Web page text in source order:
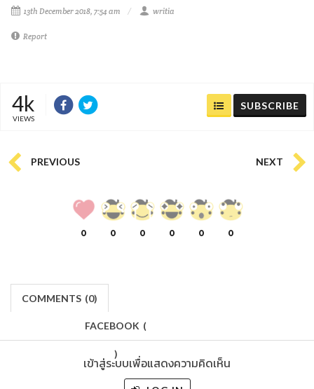
13th December 2018, 7:54 am writia
Report
4k
VIEWS
SUBSCRIBE
PREVIOUS NEXT
0 0 0 0 0 0
COMMENTS (0)
FACEBOOK (
)
เข้าสู่ระบบเพื่อแสดงความคิดเห็น